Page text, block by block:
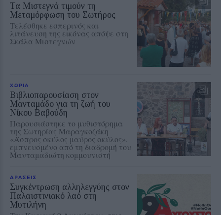
Τα Μιστεγνά τιμούν τη
Μεταμόρφωση του Σωτήρος
Τελέσθηκε εσπερινός και
λιτάνευση της εικόνας απόψε στη
Σκάλα Μιστεγνών
ΧΩΡΙΑ
Βιβλιοπαρουσίαση στον
Μανταμάδο για τη ζωή του
Νίκου Βαβούδη
Παρουσιάστηκε το μυθιστόρημα
της Σωτηρίας Μαραγκοζάκη
«Άσπρος σκύλος μαύρος σκύλος»,
εμπνευσμένο από τη διαδρομή του
Μανταμαδιώτη κομμουνιστή
ΔΡΑΣΕΙΣ
Συγκέντρωση αλληλεγγύης στον
Παλαιστινιακό λαό στη
Μυτιλήνη